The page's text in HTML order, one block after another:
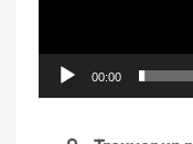
00:00